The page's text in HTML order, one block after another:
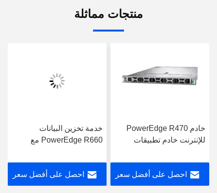
منتجات مماثلة
خادم PowerEdge R470
للإنترنت خادم تطبيقات
احصل على أفضل سعر
خدمة تخزين البيانات
PowerEdge R660 مع
الأعمال
احصل على أفضل سعر